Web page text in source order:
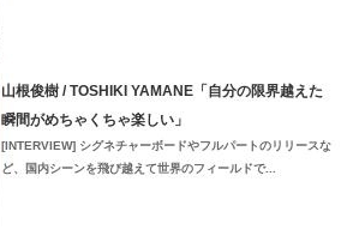
山根俊樹 / TOSHIKI YAMANE「自分の限界越えた
瞬間がめちゃくちゃ楽しい」
[INTERVIEW] シグネチャーボードやフルパートのリリースな
ど、国内シーンを飛び越えて世界のフィールドで...